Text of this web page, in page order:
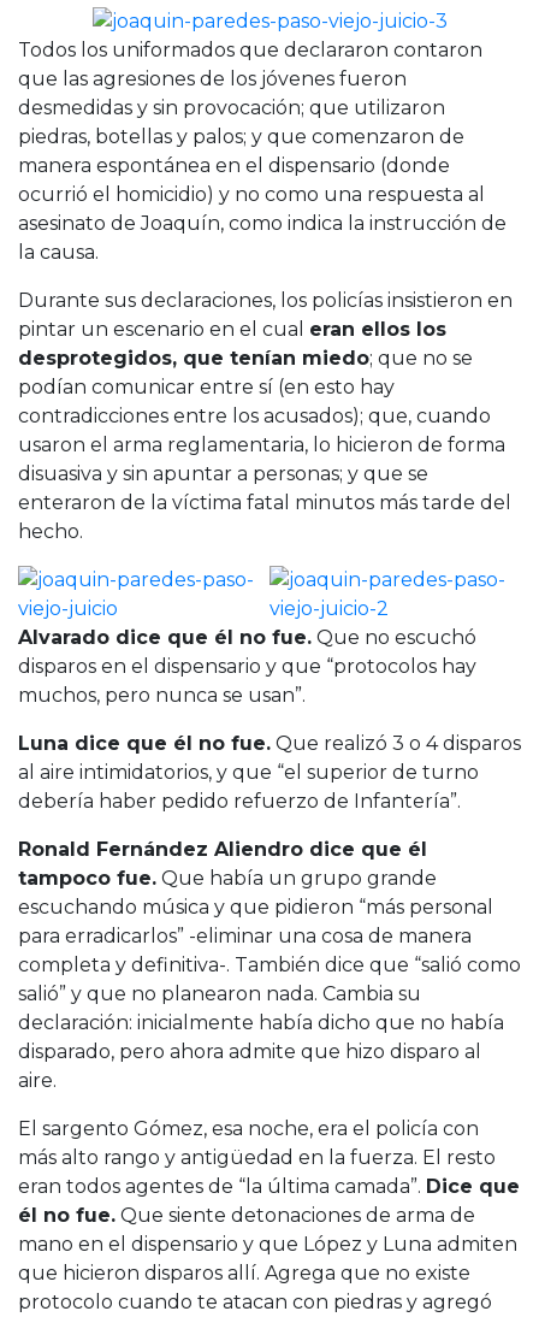
Todos los uniformados que declararon contaron
que las agresiones de los jóvenes fueron
desmedidas y sin provocación; que utilizaron
piedras, botellas y palos; y que comenzaron de
manera espontánea en el dispensario (donde
ocurrió el homicidio) y no como una respuesta al
asesinato de Joaquín, como indica la instrucción de
la causa.
Durante sus declaraciones, los policías insistieron en
pintar un escenario en el cual eran ellos los
desprotegidos, que tenían miedo; que no se
podían comunicar entre sí (en esto hay
contradicciones entre los acusados); que, cuando
usaron el arma reglamentaria, lo hicieron de forma
disuasiva y sin apuntar a personas; y que se
enteraron de la víctima fatal minutos más tarde del
hecho.
Alvarado dice que él no fue. Que no escuchó
disparos en el dispensario y que “protocolos hay
muchos, pero nunca se usan”.
Luna dice que él no fue. Que realizó 3 o 4 disparos
al aire intimidatorios, y que “el superior de turno
debería haber pedido refuerzo de Infantería”.
Ronald Fernández Aliendro dice que él
tampoco fue. Que había un grupo grande
escuchando música y que pidieron “más personal
para erradicarlos” -eliminar una cosa de manera
completa y definitiva-. También dice que “salió como
salió” y que no planearon nada. Cambia su
declaración: inicialmente había dicho que no había
disparado, pero ahora admite que hizo disparo al
aire.
El sargento Gómez, esa noche, era el policía con
más alto rango y antigüedad en la fuerza. El resto
eran todos agentes de “la última camada”. Dice que
él no fue. Que siente detonaciones de arma de
mano en el dispensario y que López y Luna admiten
que hicieron disparos allí. Agrega que no existe
protocolo cuando te atacan con piedras y agregó